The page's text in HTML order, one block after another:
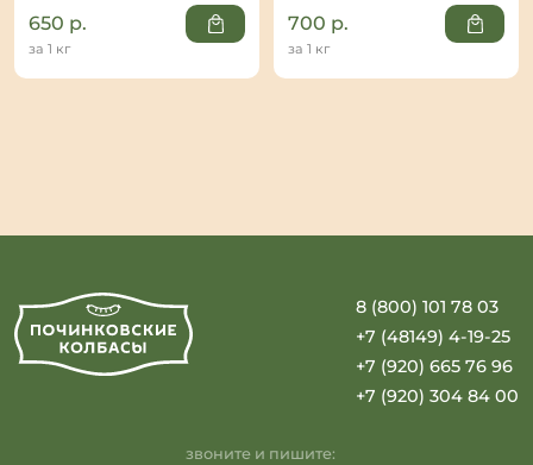
650 р.
за 1 кг
700 р.
за 1 кг
8 (800) 101 78 03
+7 (48149) 4-19-25
+7 (920) 665 76 96
+7 (920) 304 84 00
звоните и пишите: